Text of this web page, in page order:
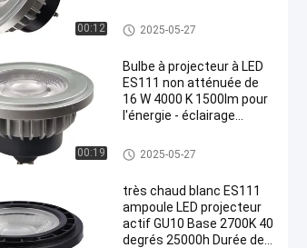
00:12
l'échelle de l'échelle de
l'échelle de l'échelle de
l'échelle de l'échelle de
l'échelle de l'échelle de
l'échelle du rayonnement
ES111 Bougies
2025-05-27
00:19
Bulbe à projecteur à LED
ES111 non atténuée de
16 W 4000 K 1500lm pour
l'énergie - éclairage
commercial
ES111 Bougies
2025-05-27
très chaud blanc ES111
ampoule LED projecteur
actif GU10 Base 2700K 40
degrés 25000h Durée de